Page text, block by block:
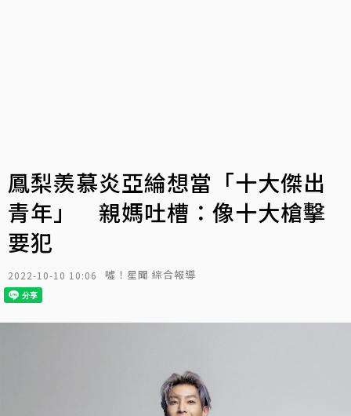
鳳梨羨慕炎亞綸想當「十大傑出
青年」 親媽吐槽：像十大槍擊
要犯
2022-10-10 10:06 噓！星聞 綜合報導